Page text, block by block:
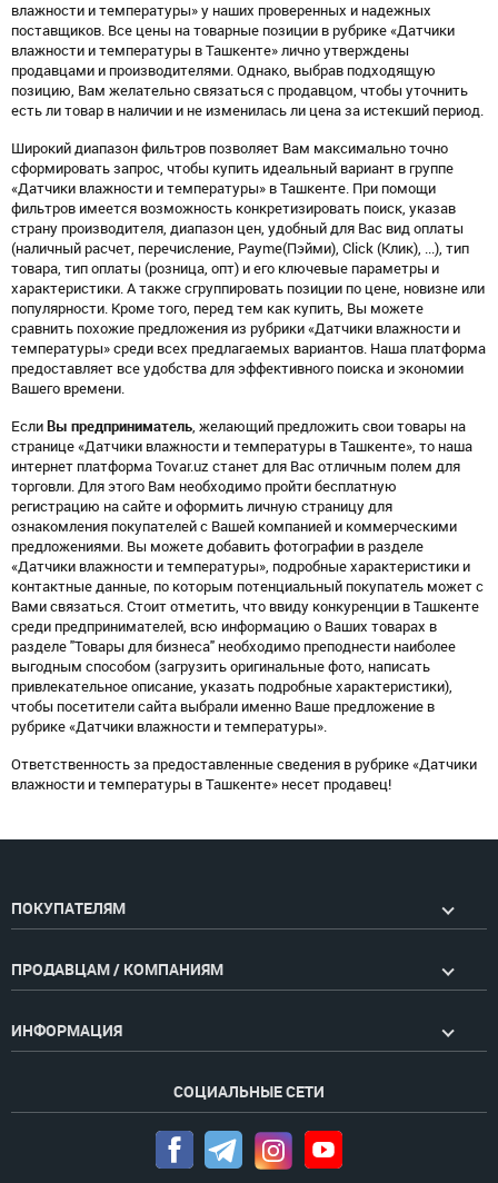
влажности и температуры» у наших проверенных и надежных
поставщиков. Все цены на товарные позиции в рубрике «Датчики
влажности и температуры в Ташкенте» лично утверждены
продавцами и производителями. Однако, выбрав подходящую
позицию, Вам желательно связаться с продавцом, чтобы уточнить
есть ли товар в наличии и не изменилась ли цена за истекший период.
Широкий диапазон фильтров позволяет Вам максимально точно
сформировать запрос, чтобы купить идеальный вариант в группе
«Датчики влажности и температуры» в Ташкенте. При помощи
фильтров имеется возможность конкретизировать поиск, указав
страну производителя, диапазон цен, удобный для Вас вид оплаты
(наличный расчет, перечисление, Payme(Пэйми), Click (Клик), ...), тип
товара, тип оплаты (розница, опт) и его ключевые параметры и
характеристики. А также сгруппировать позиции по цене, новизне или
популярности. Кроме того, перед тем как купить, Вы можете
сравнить похожие предложения из рубрики «Датчики влажности и
температуры» среди всех предлагаемых вариантов. Наша платформа
предоставляет все удобства для эффективного поиска и экономии
Вашего времени.
Если Вы предприниматель , желающий предложить свои товары на
странице «Датчики влажности и температуры в Ташкенте», то наша
интернет платформа Tovar.uz станет для Вас отличным полем для
торговли. Для этого Вам необходимо пройти бесплатную
регистрацию на сайте и оформить личную страницу для
ознакомления покупателей с Вашей компанией и коммерческими
предложениями. Вы можете добавить фотографии в разделе
«Датчики влажности и температуры», подробные характеристики и
контактные данные, по которым потенциальный покупатель может с
Вами связаться. Стоит отметить, что ввиду конкуренции в Ташкенте
среди предпринимателей, всю информацию о Ваших товарах в
разделе "Товары для бизнеса" необходимо преподнести наиболее
выгодным способом (загрузить оригинальные фото, написать
привлекательное описание, указать подробные характеристики),
чтобы посетители сайта выбрали именно Ваше предложение в
рубрике «Датчики влажности и температуры».
Ответственность за предоставленные сведения в рубрике «Датчики
влажности и температуры в Ташкенте» несет продавец!
ПОКУПАТЕЛЯМ
ПРОДАВЦАМ / КОМПАНИЯМ
ИНФОРМАЦИЯ
СОЦИАЛЬНЫЕ СЕТИ